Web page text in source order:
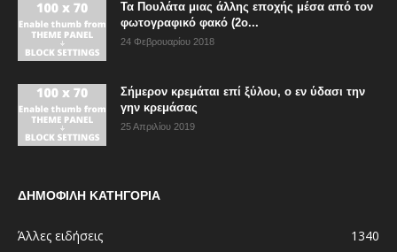
Τα Πουλάτα μιας άλλης εποχής μέσα από τον
φωτογραφικό φακό (2ο...
24 Φεβρουαρίου 2018
Σήμερον κρεμάται επί ξύλου, ο εν ύδασι την
γην κρεμάσας
25 Απριλίου 2019
ΔΗΜΟΦΙΛΗ ΚΑΤΗΓΟΡΙΑ
Άλλες ειδήσεις
1340